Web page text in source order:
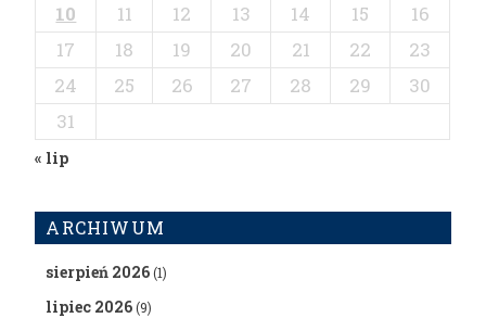
10
11 12 13 14 15
16
17
18 19 20 21 22
23
24
25 26 27 28 29
30
31
« lip
ARCHIWUM
sierpień 2026(1)
lipiec 2026(9)